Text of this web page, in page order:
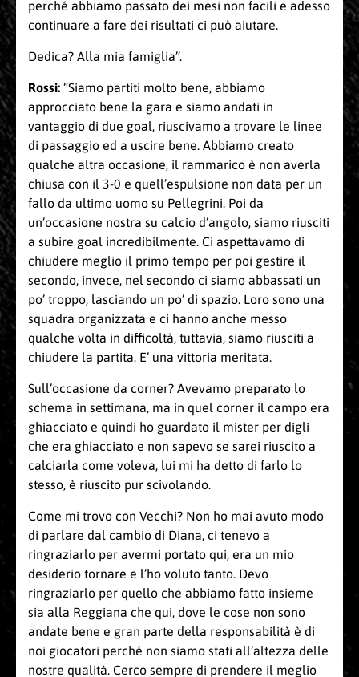
perché abbiamo passato dei mesi non facili e adesso
continuare a fare dei risultati ci può aiutare.
Dedica? Alla mia famiglia”.
Rossi: “Siamo partiti molto bene, abbiamo
approcciato bene la gara e siamo andati in
vantaggio di due goal, riuscivamo a trovare le linee
di passaggio ed a uscire bene. Abbiamo creato
qualche altra occasione, il rammarico è non averla
chiusa con il 3-0 e quell’espulsione non data per un
fallo da ultimo uomo su Pellegrini. Poi da
un’occasione nostra su calcio d’angolo, siamo riusciti
a subire goal incredibilmente. Ci aspettavamo di
chiudere meglio il primo tempo per poi gestire il
secondo, invece, nel secondo ci siamo abbassati un
po’ troppo, lasciando un po’ di spazio. Loro sono una
squadra organizzata e ci hanno anche messo
qualche volta in difficoltà, tuttavia, siamo riusciti a
chiudere la partita. E’ una vittoria meritata.
Sull’occasione da corner? Avevamo preparato lo
schema in settimana, ma in quel corner il campo era
ghiacciato e quindi ho guardato il mister per digli
che era ghiacciato e non sapevo se sarei riuscito a
calciarla come voleva, lui mi ha detto di farlo lo
stesso, è riuscito pur scivolando.
Come mi trovo con Vecchi? Non ho mai avuto modo
di parlare dal cambio di Diana, ci tenevo a
ringraziarlo per avermi portato qui, era un mio
desiderio tornare e l’ho voluto tanto. Devo
ringraziarlo per quello che abbiamo fatto insieme
sia alla Reggiana che qui, dove le cose non sono
andate bene e gran parte della responsabilità è di
noi giocatori perché non siamo stati all’altezza delle
nostre qualità. Cerco sempre di prendere il meglio